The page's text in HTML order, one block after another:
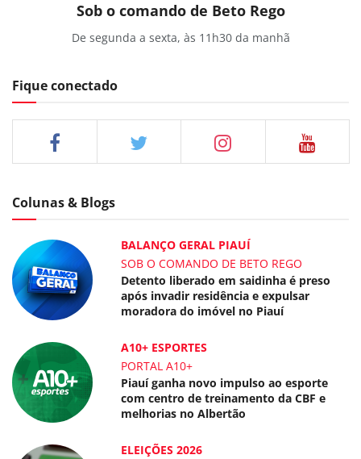
Sob o comando de Beto Rego
De segunda a sexta, às 11h30 da manhã
Fique conectado
Colunas & Blogs
BALANÇO GERAL PIAUÍ
SOB O COMANDO DE BETO REGO
Detento liberado em saidinha é preso
após invadir residência e expulsar
moradora do imóvel no Piauí
A10+ ESPORTES
PORTAL A10+
Piauí ganha novo impulso ao esporte
com centro de treinamento da CBF e
melhorias no Albertão
ELEIÇÕES 2026